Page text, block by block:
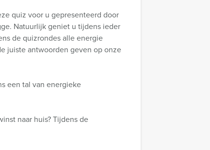
quiz voor u gepresenteerd door
Natuurlijk geniet u tijdens ieder
de quizrondes alle energie
juiste antwoorden geven op onze
een tal van energieke
naar huis? Tijdens de